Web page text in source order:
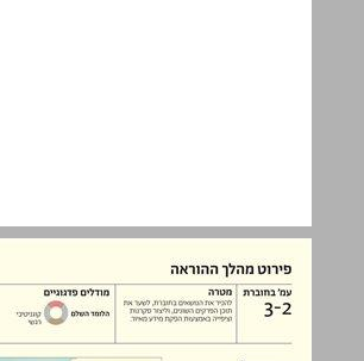
פירוט מהלך ההוראה ... 28